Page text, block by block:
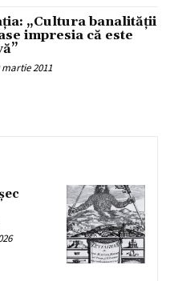
„Cultura banalității
impresia că este
martie 2011